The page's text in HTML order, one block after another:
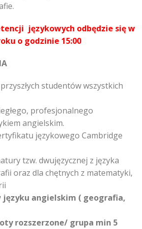
językowych odbędzie się w
o godzinie 15:00
studentów wszystkich
profesjonalnego
angielskim.
językowego Cambridge
tzw. dwujęzycznej z języka
oraz dla chętnych z matematyki,
języku angielskim ( geografia,
rozszerzone/ grupa min 5